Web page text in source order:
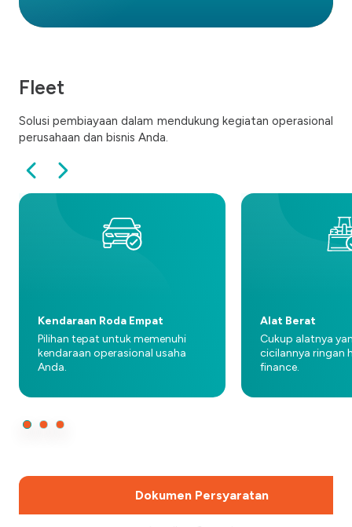
Fleet
Solusi pembiayaan dalam mendukung kegiatan operasional
perusahaan dan bisnis Anda.
Kendaraan Roda Empat
Pilihan tepat untuk memenuhi
kendaraan operasional usaha
Anda.
Alat Berat
Cukup alatnya
cicilannya ringan
finance.
Dokumen Persyaratan